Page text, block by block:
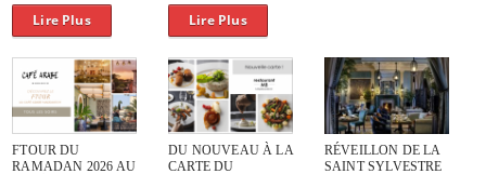
Lire Plus Lire Plus
FTOUR DU
RAMADAN 2026 AU
DU NOUVEAU À LA
CARTE DU
RÉVEILLON DE LA
SAINT SYLVESTRE